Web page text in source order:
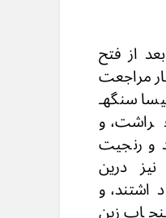
از فتح
مراجعت
سنگهـ
و
و رنجیت
درین
و